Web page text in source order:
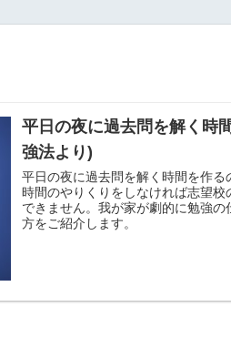
平日の夜に過去問を解く時
強法より)
平日の夜に過去問を解く時間を作
時間のやりくりをしなければ志望
できません。我が家が劇的に勉強
方をご紹介します。